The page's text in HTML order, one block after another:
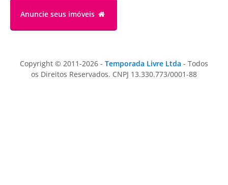
Anuncie seus imóveis
Copyright © 2011-2026 - Temporada Livre Ltda - Todos
os Direitos Reservados. CNPJ 13.330.773/0001-88